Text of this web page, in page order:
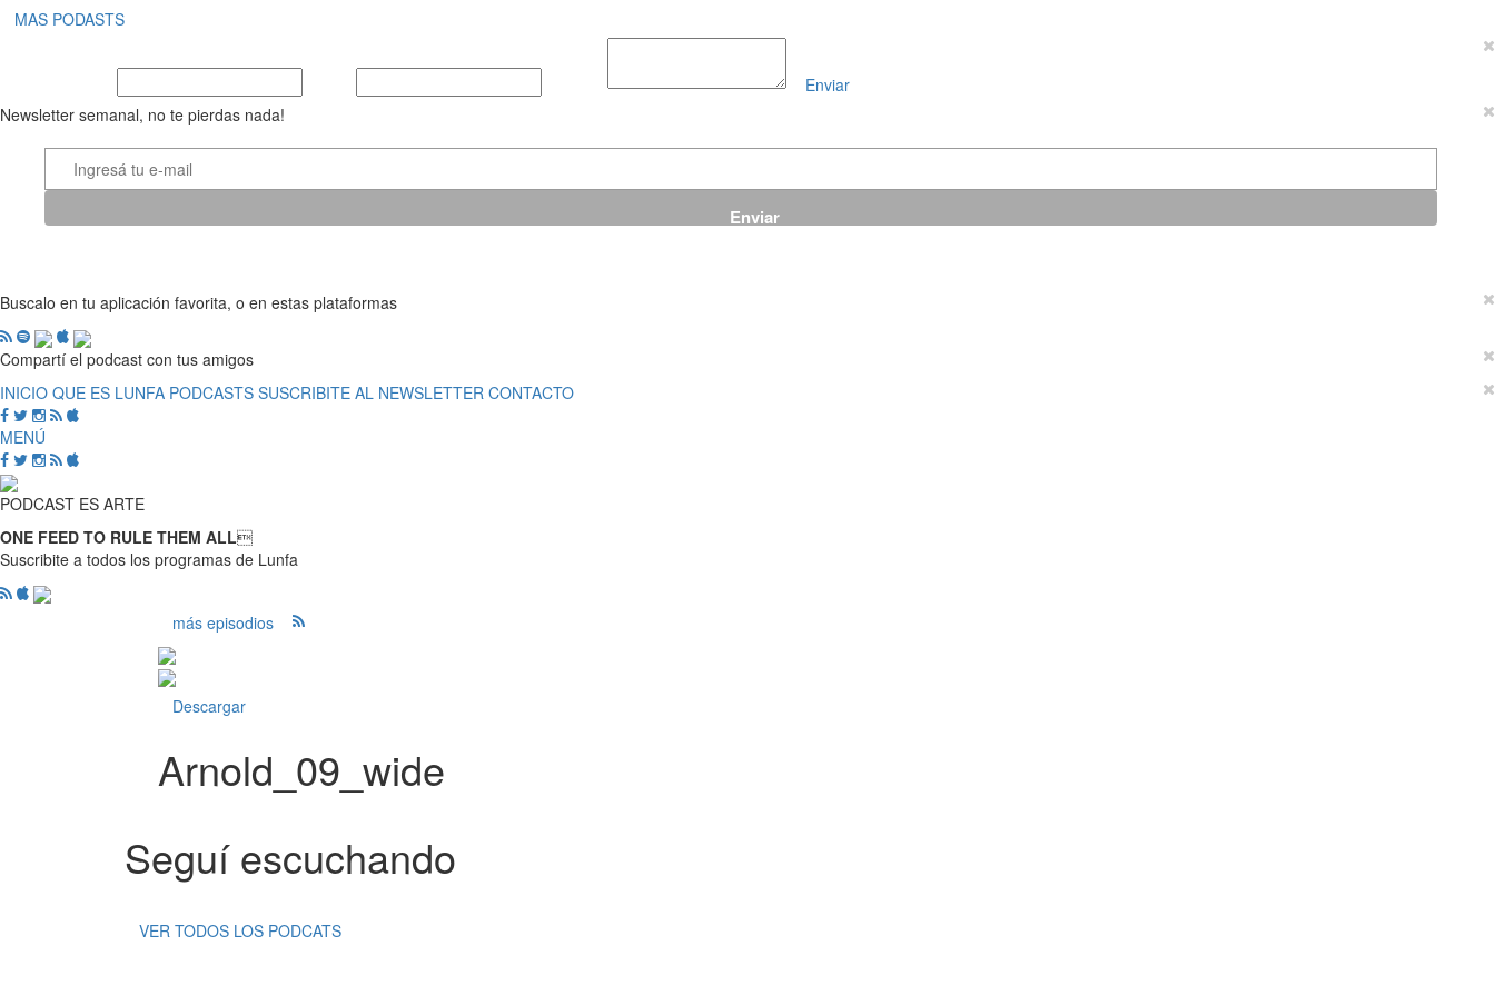
MAS PODASTS
Enviar
Newsletter semanal, no te pierdas nada!
Buscalo en tu aplicación favorita, o en estas plataformas
Compartí el podcast con tus amigos
INICIO QUE ES LUNFA PODCASTS SUSCRIBITE AL NEWSLETTER CONTACTO
MENÚ
PODCAST ES ARTE
ONE FEED TO RULE THEM ALL
Suscribite a todos los programas de Lunfa
más episodios
Descargar
Arnold_09_wide
Seguí escuchando
VER TODOS LOS PODCATS